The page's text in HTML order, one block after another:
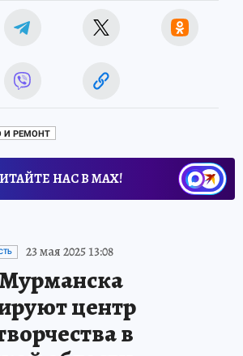
И РЕМОНТ
НАС В МАХ!
23 мая 2025 13:08
центр
в